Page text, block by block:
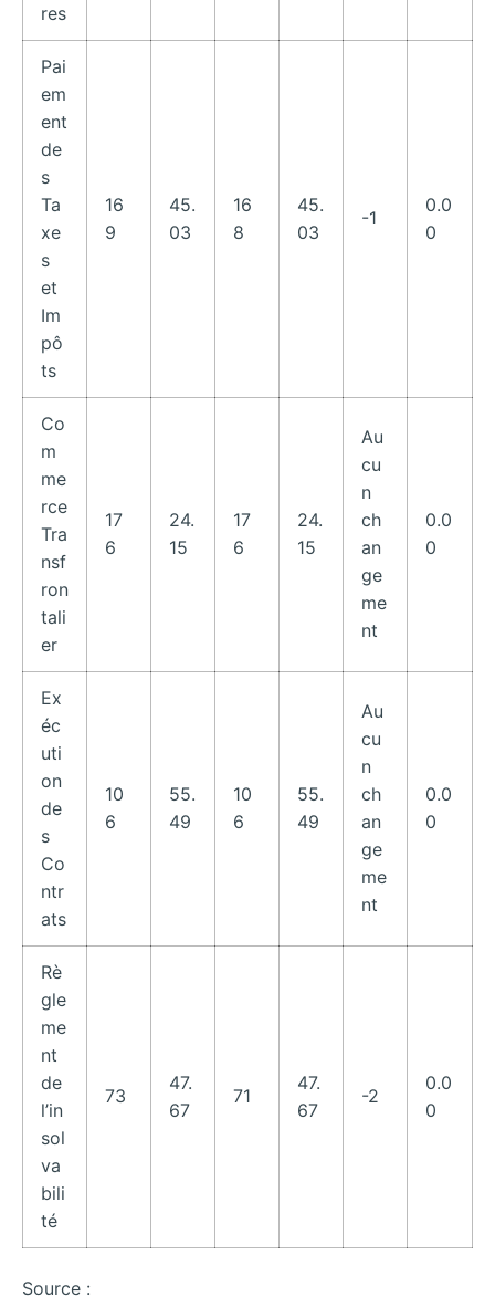
res
Pai
em
ent
de
s
Ta
xe
s
et
Im
pô
ts
16
9
45.
03
16
8
45.
03
-1
0.0
0
Co
m
me
rce
Tra
nsf
ron
tali
er
17
6
24.
15
17
6
24.
15
Au
cu
n
ch
an
ge
me
nt
0.0
0
Ex
éc
uti
on
de
s
Co
ntr
ats
10
6
55.
49
10
6
55.
49
Au
cu
n
ch
an
ge
me
nt
0.0
0
Rè
gle
me
nt
de
l’in
sol
va
bili
té
73
47.
67
71
47.
67
-2
0.0
0
Source :